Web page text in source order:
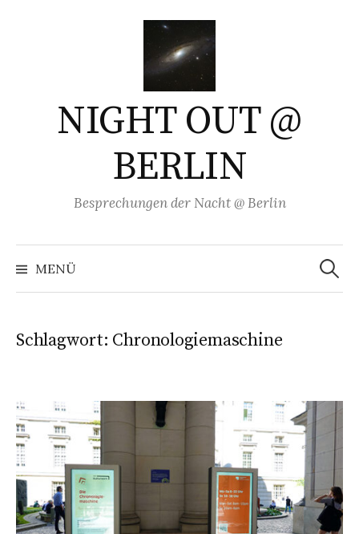
NIGHT OUT @
BERLIN
Besprechungen der Nacht @ Berlin
MENÜ
Suchen
nach:
Schlagwort: Chronologiemaschine